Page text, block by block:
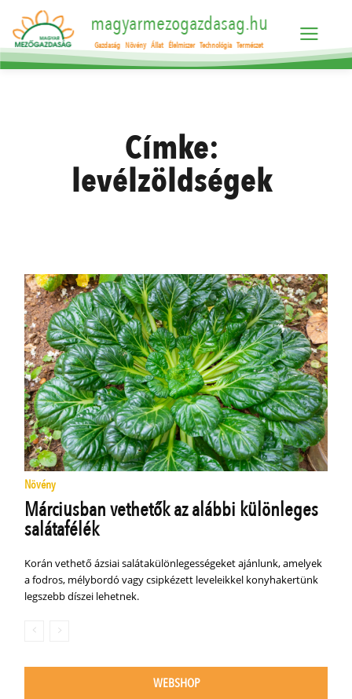
magyarmezogazdasag.hu
Gazdaság Növény Állat Élelmiszer Technológia Természet
Címke:
levélzöldségek
Növény
Márciusban vethetők az alábbi különleges
salátafélék
Korán vethető ázsiai salátakülönlegességeket ajánlunk, amelyek
a fodros, mélybordó vagy csipkézett leveleikkel konyhakertünk
legszebb díszei lehetnek.
WEBSHOP